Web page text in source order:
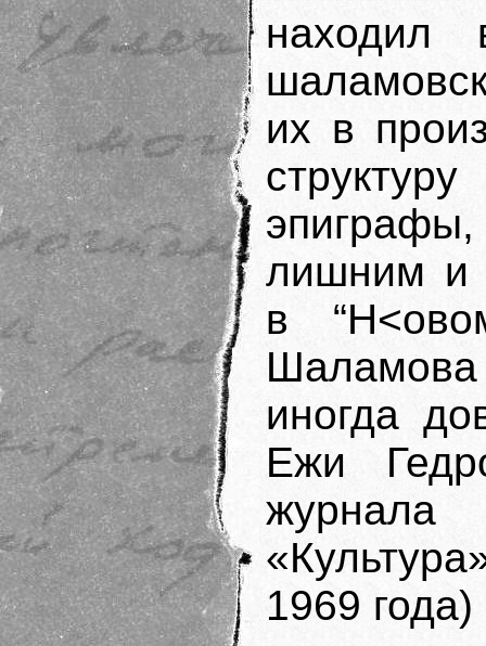
находил
их в
лишним и
в
Шаламова
иногда
Ежи
1969